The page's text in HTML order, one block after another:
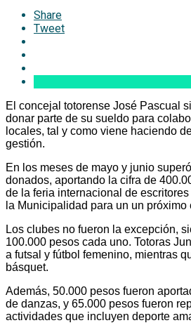
Share
Tweet
El concejal totorense José Pascual
donar parte de su sueldo para
locales, tal y como viene haciendo
gestión.
En los meses de mayo y junio
donados, aportando la cifra de
de la feria internacional de
la Municipalidad para un un próximo
Los clubes no fueron la excepción,
100.000 pesos cada uno. Totoras
a futsal y fútbol femenino, mientras
básquet.
Además, 50.000 pesos fueron
de danzas, y 65.000 pesos fueron
actividades que incluyen deporte